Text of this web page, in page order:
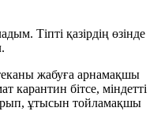
Тіпті қазірдің өзінде
жабуға арнамақшы
карантин бітсе, міндетті
ұтысын тойламақшы